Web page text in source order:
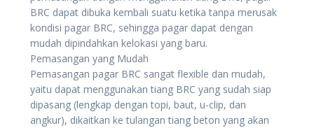
BRC dapat dibuka kembali suatu ketika tanpa merusak
kondisi pagar BRC, sehingga pagar dapat dengan
mudah dipindahkan kelokasi yang baru.
Pemasangan yang Mudah
Pemasangan pagar BRC sangat flexible dan mudah,
yaitu dapat menggunakan tiang BRC yang sudah siap
dipasang (lengkap dengan topi, baut, u-clip, dan
angkur), dikaitkan ke tulangan tiang beton yang akan